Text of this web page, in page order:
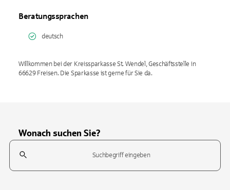
Beratungssprachen
deutsch
Willkommen bei der Kreissparkasse St. Wendel, Geschäftsstelle in
66629 Freisen. Die Sparkasse ist gerne für Sie da.
Wonach suchen Sie?
Suchfeld